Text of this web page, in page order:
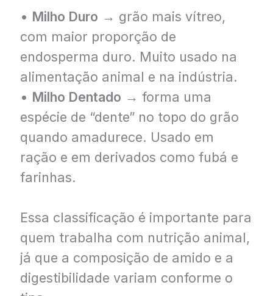
• Milho Duro → grão mais vítreo,
com maior proporção de
endosperma duro. Muito usado na
alimentação animal e na indústria.
• Milho Dentado → forma uma
espécie de “dente” no topo do grão
quando amadurece. Usado em
ração e em derivados como fubá e
farinhas.
Essa classificação é importante para
quem trabalha com nutrição animal,
já que a composição de amido e a
digestibilidade variam conforme o